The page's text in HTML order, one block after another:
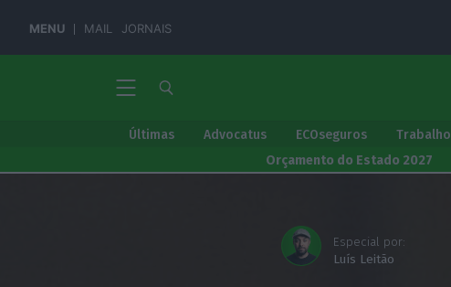
MENU MAIL JORNAIS
Últimas Advocatus ECOseguros Trabalho
Orçamento do Estado 2027
Especial por:
Luís Leitão